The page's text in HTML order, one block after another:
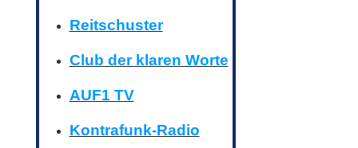
Reitschuster
Club der klaren Worte
AUF1 TV
Kontrafunk-Radio